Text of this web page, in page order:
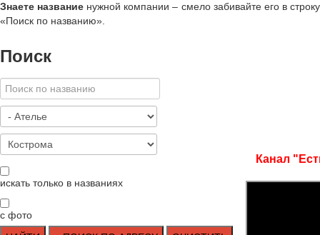
Знаете название нужной компании – смело забивайте его в строку
«Поиск по названию»
Поиск
искать только в названиях
с фото
Канал